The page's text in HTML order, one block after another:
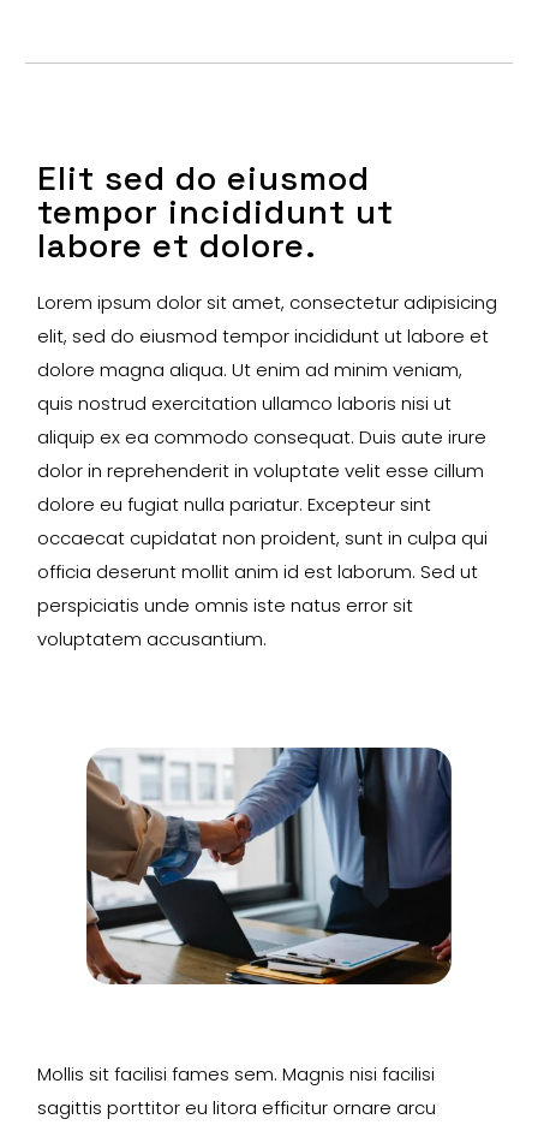
Elit sed do eiusmod
tempor incididunt ut
labore et dolore.
Lorem ipsum dolor sit amet, consectetur adipisicing
elit, sed do eiusmod tempor incididunt ut labore et
dolore magna aliqua. Ut enim ad minim veniam,
quis nostrud exercitation ullamco laboris nisi ut
aliquip ex ea commodo consequat. Duis aute irure
dolor in reprehenderit in voluptate velit esse cillum
dolore eu fugiat nulla pariatur. Excepteur sint
occaecat cupidatat non proident, sunt in culpa qui
officia deserunt mollit anim id est laborum. Sed ut
perspiciatis unde omnis iste natus error sit
voluptatem accusantium.
Mollis sit facilisi fames sem. Magnis nisi facilisi
sagittis porttitor eu litora efficitur ornare arcu